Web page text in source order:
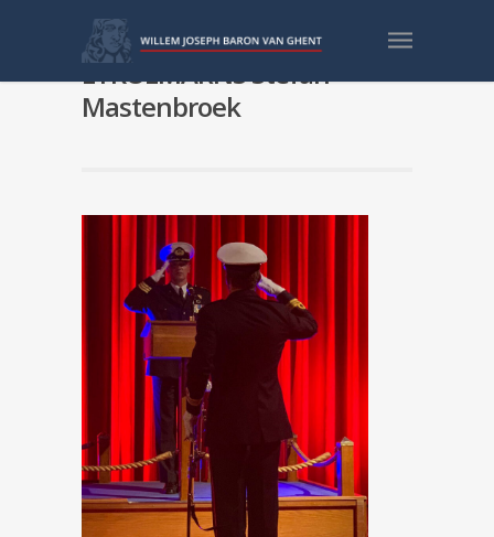
Commando-overdracht aan
LTKOLMARNS Stefan
Mastenbroek